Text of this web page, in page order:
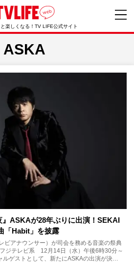
楽しくなる！TV LIFE公式サイト
ASKA
』ASKAが28年ぶりに出演！SEKAI
「Habit」を披露
ビアナウンサー）が司会を務める音楽の祭典
フジテレビ系 12月14日（水）午後6時30分～
ルゲストとして、新たにASKAの出演が決…